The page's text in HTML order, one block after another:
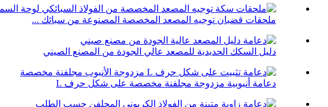
ملحقات قضبان توجيه المصعد المخصصة المصنوعة من سبائك ...
دليل السكك الحديدية للمصعد عالي الجودة من المصنع الصيني
دعامة أنبوبية مزدوجة مجلفنة مخصصة على شكل حرف L